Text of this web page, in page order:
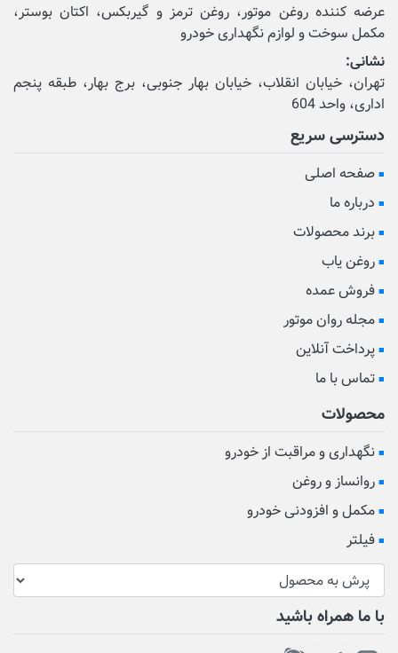
عرضه کننده روغن موتور، روغن ترمز و گیربکس، اکتان بوستر،
مکمل‌ سوخت و لوازم نگهداری خودرو
نشانی:
تهران، خیابان انقلاب، خیابان بهار جنوبی، برج بهار، طبقه پنجم
اداری، واحد 604
دسترسی سریع
صفحه اصلی
درباره ما
برند محصولات
روغن یاب
فروش عمده
مجله روان موتور
پرداخت آنلاین
تماس با ما
محصولات
نگهداری و مراقبت از خودرو
روانساز و روغن
مکمل و افزودنی خودرو
فیلتر
با ما همراه باشید